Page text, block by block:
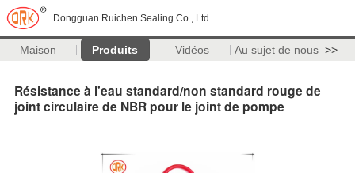
Dongguan Ruichen Sealing Co., Ltd.
Maison Produits Vidéos Au sujet de nous >>
Résistance à l'eau standard/non standard rouge de
joint circulaire de NBR pour le joint de pompe